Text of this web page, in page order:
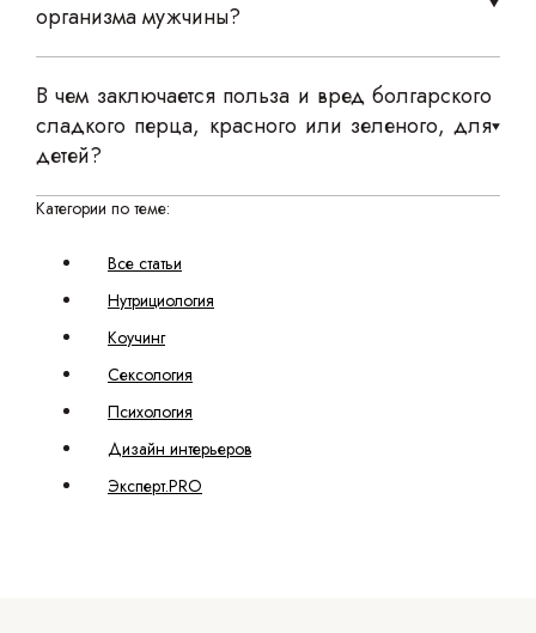
организма мужчины?
В чем заключается польза и вред болгарского
сладкого перца, красного или зеленого, для
детей?
Категории по теме:
Все статьи
Нутрициология
Коучинг
Сексология
Психология
Дизайн интерьеров
Эксперт.PRO